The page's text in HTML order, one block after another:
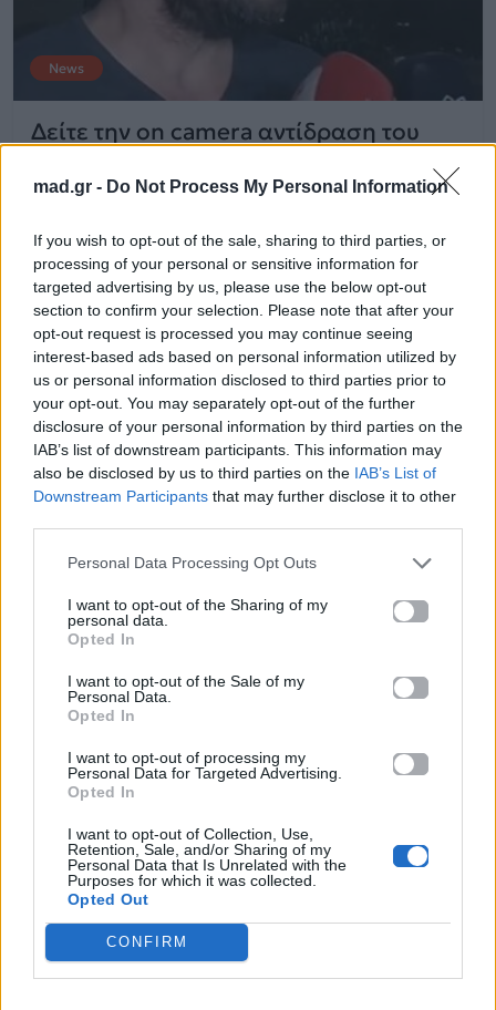
mad.gr - Do Not Process My Personal Information
If you wish to opt-out of the sale, sharing to third parties, or
processing of your personal or sensitive information for
targeted advertising by us, please use the below opt-out
section to confirm your selection. Please note that after your
opt-out request is processed you may continue seeing
interest-based ads based on personal information utilized by
us or personal information disclosed to third parties prior to
your opt-out. You may separately opt-out of the further
disclosure of your personal information by third parties on the
IAB’s list of downstream participants. This information may
also be disclosed by us to third parties on the IAB’s List of
Downstream Participants that may further disclose it to other
Personal Data Processing Opt Outs
I want to opt-out of the Sharing of my
personal data.
Opted In
I want to opt-out of the Sale of my
Personal Data.
Opted In
I want to opt-out of processing my
Personal Data for Targeted Advertising.
Opted In
I want to opt-out of Collection, Use,
Retention, Sale, and/or Sharing of my
Personal Data that Is Unrelated with the
Purposes for which it was collected.
Opted Out
CONFIRM
News
Δείτε την on camera αντίδραση του
Σωτηροπούλου με τον Μαραβέγια
20.12.2017
News
Φανερά ενοχλημένη στις κάμερες η
Τόνια Σωτηροπούλου: «Ναι, ήρθα με
02.10.2017